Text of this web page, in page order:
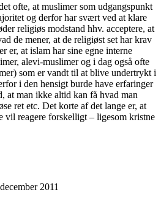
ofte, at muslimer som udgangspunkt
og derfor har svært ved at klare
religiøs modstand hhv. acceptere, at
de mener, at de religiøst set har krav
er, at islam har sine egne interne
alevi-muslimer og i dag også ofte
som er vandt til at blive undertrykt i
i den hensigt burde have erfaringer
at man ikke altid kan få hvad man
ret etc. Det korte af det lange er, at
vil reagere forskelligt – ligesom kristne
2011